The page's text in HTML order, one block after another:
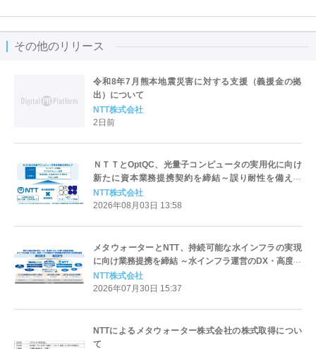
その他のリリース
令和8年7月熊本地震災害に対する支援（義援金の拠
出）について
NTT株式会社
2日前
ＮＴＴとOptQC、光量子コンピュータの実用化に向け
新たに資本業務提携契約を締結～誤り耐性を備えた
100万量子ビット級光量子コンピュータの実現に向け
た取り組みを具体化し、社会実装を加速～
NTT株式会社
2026年08月03日 13:58
メタウォーターとNTT、持続可能な水インフラの実現
に向け業務提携を締結 ～水インフラ運営のDX・高度化
と地域課題の解決に向けた協業を推進～
NTT株式会社
2026年07月30日 15:37
NTTによるメタウォーター株式会社の株式取得につい
て